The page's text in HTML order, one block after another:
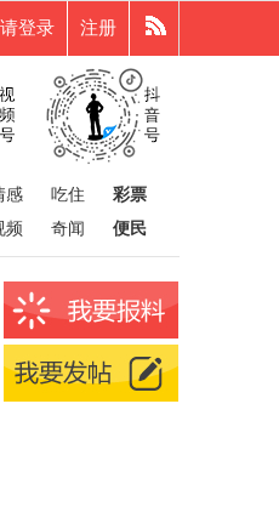
请登录 注册
感 吃住
彩票
频 奇闻 便民